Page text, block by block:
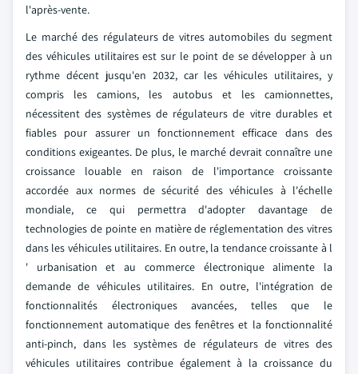
l'après-vente.
Le marché des régulateurs de vitres automobiles du segment
des véhicules utilitaires est sur le point de se développer à un
rythme décent jusqu'en 2032, car les véhicules utilitaires, y
compris les camions, les autobus et les camionnettes,
nécessitent des systèmes de régulateurs de vitre durables et
fiables pour assurer un fonctionnement efficace dans des
conditions exigeantes. De plus, le marché devrait connaître une
croissance louable en raison de l'importance croissante
accordée aux normes de sécurité des véhicules à l'échelle
mondiale, ce qui permettra d'adopter davantage de
technologies de pointe en matière de réglementation des vitres
dans les véhicules utilitaires. En outre, la tendance croissante à l
' urbanisation et au commerce électronique alimente la
demande de véhicules utilitaires. En outre, l'intégration de
fonctionnalités électroniques avancées, telles que le
fonctionnement automatique des fenêtres et la fonctionnalité
anti-pinch, dans les systèmes de régulateurs de vitres des
véhicules utilitaires contribue également à la croissance du